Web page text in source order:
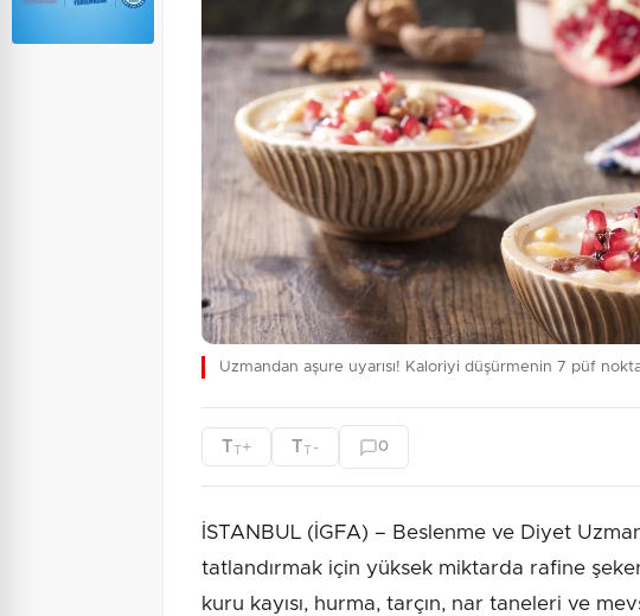
Uzmandan aşure uyarısı! Kaloriyi düşürmenin 7 püf
TT+ TT - 0
İSTANBUL (İGFA) – Beslenme ve Diyet
tatlandırmak için yüksek miktarda rafine
kuru kayısı, hurma, tarçın, nar taneleri ve